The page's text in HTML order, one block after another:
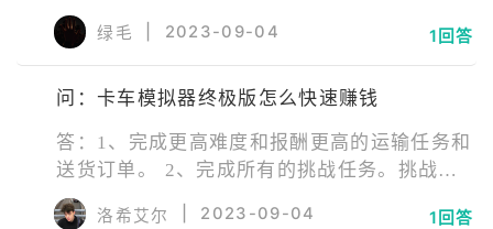
升级。随着您的升级，您将获得更多的任务和
奖励。尽可能地升级以获得更多的金币。 卖掉
无用的贸易商品。只有当您拥有足够的车辆和
足够的经验时，购买贸易商品才是个好主意。
金币。 完成收藏活动。每个新的活动都有不同
的任务和奖励，在您完成任务时，您将获得更
多的金币和经验。
绿毛 2023-09-04 1回答
问：卡车模拟器终极版怎么快速赚钱
答：1、完成更高难度和报酬更高的运输任务和
送货订单。 2、完成所有的挑战任务。挑战任
务有较高奖励。 3、升级到更高级的公司等级,
洛希艾尔 2023-09-04 1回答